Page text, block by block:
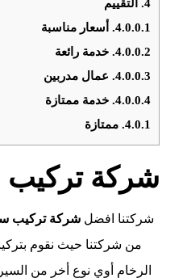
4.0.0.1. أسعار مناسبة
4.0.0.2. خدمة رائعة
4.0.0.3. عمال مدربين
4.0.0.4. خدمة ممتازة
4.0.1. ممتازة
شركة تركيب
شركتنا افضل شركة تركيب
من شركتنا حيث نقوم
الرخام أوي نوع أخر من